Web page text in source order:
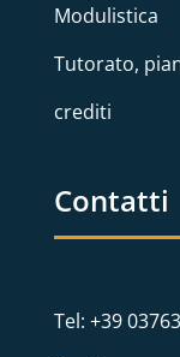
Modulistica
Tutorato,
crediti
Contatti
Tel: +39